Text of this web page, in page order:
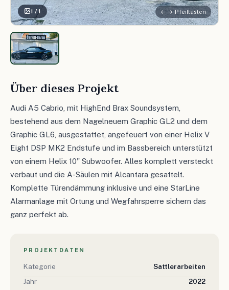
1 / 1 ← → Pfeiltasten
Über dieses Projekt
Audi A5 Cabrio, mit HighEnd Brax Soundsystem,
bestehend aus dem Nagelneuem Graphic GL2 und dem
Graphic GL6, ausgestattet, angefeuert von einer Helix V
Eight DSP MK2 Endstufe und im Bassbereich unterstützt
von einem Helix 10" Subwoofer. Alles komplett versteckt
verbaut und die A-Säulen mit Alcantara gesattelt.
Komplette Türendämmung inklusive und eine StarLine
Alarmanlage mit Ortung und Wegfahrsperre sichern das
ganz perfekt ab.
PROJEKTDATEN
Kategorie
Sattlerarbeiten
Jahr
2022